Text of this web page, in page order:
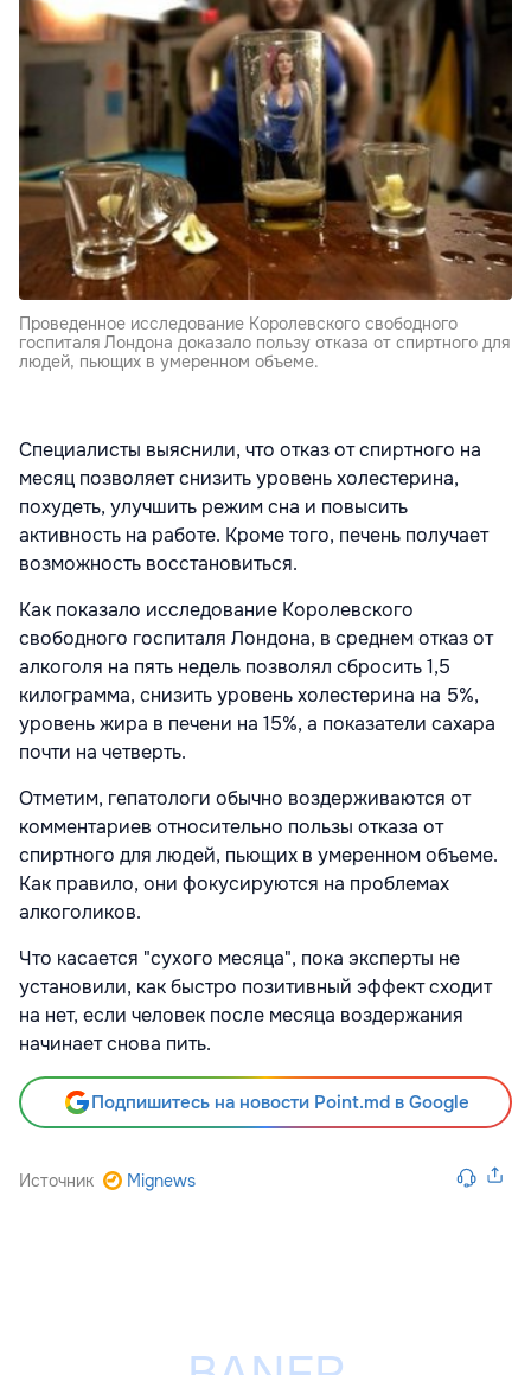
Проведенное исследование Королевского свободного
госпиталя Лондона доказало пользу отказа от спиртного для
людей, пьющих в умеренном объеме.
Специалисты выяснили, что отказ от спиртного на
месяц позволяет снизить уровень холестерина,
похудеть, улучшить режим сна и повысить
активность на работе. Кроме того, печень получает
возможность восстановиться.
Как показало исследование Королевского
свободного госпиталя Лондона, в среднем отказ от
алкоголя на пять недель позволял сбросить 1,5
килограмма, снизить уровень холестерина на 5%,
уровень жира в печени на 15%, а показатели сахара
почти на четверть.
Отметим, гепатологи обычно воздерживаются от
комментариев относительно пользы отказа от
спиртного для людей, пьющих в умеренном объеме.
Как правило, они фокусируются на проблемах
алкоголиков.
Что касается "сухого месяца", пока эксперты не
установили, как быстро позитивный эффект сходит
на нет, если человек после месяца воздержания
начинает снова пить.
Подпишитесь на новости Point.md в Google
Источник Mignews